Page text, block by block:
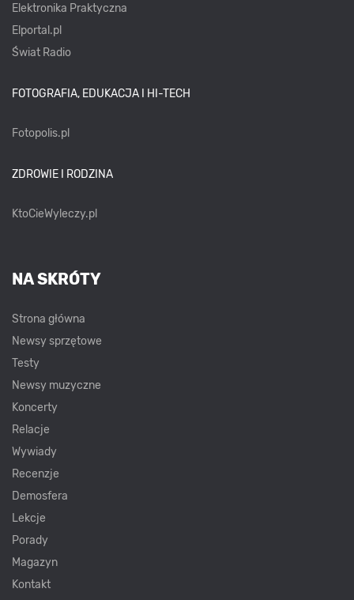
Elektronika Praktyczna
Elportal.pl
Świat Radio
FOTOGRAFIA, EDUKACJA I HI-TECH
Fotopolis.pl
ZDROWIE I RODZINA
KtoCieWyleczy.pl
NA SKRÓTY
Strona główna
Newsy sprzętowe
Testy
Newsy muzyczne
Koncerty
Relacje
Wywiady
Recenzje
Demosfera
Lekcje
Porady
Magazyn
Kontakt